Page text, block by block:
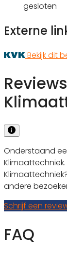
gesloten
Externe
Bekijk dit
Onderstaand
andere
Schrijf een
FAQ